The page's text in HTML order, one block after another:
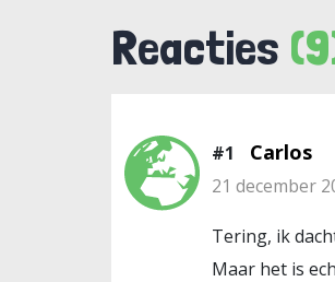
Reacties
#1 Carlos
21 december
Tering, ik
Maar het is